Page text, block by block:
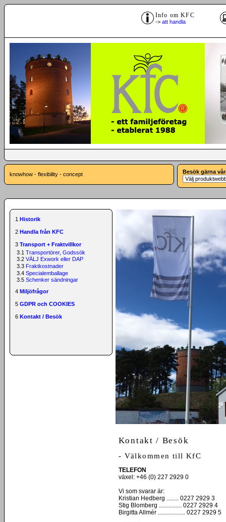
Info om KFC
-> att handla
knowhow - flexibility - concept Besök gärna
1 Historik
2 Handla från KFC
3 Transport + Fraktvillkor
3.1 Transportörer, Godssök
3.2 VÄLJ Exwork eller DAP
3.3 Fraktkostnader
3.4 Specialemballage
3.5 Schenker sändningar
4 Miljöfrågor
5 GDPR och COOKIES
6 Kontakt / Besök
Kontakt / Besök
- Välkommen till KfC
TELEFON
växel: +46 (0) 227 2929 0
Vi som svarar är:
Kristian Hedberg ........ 0227 2929 3
Stig Blomberg ............... 0227 2929 4
Birgitta Allmér .................. 0227 2929 5